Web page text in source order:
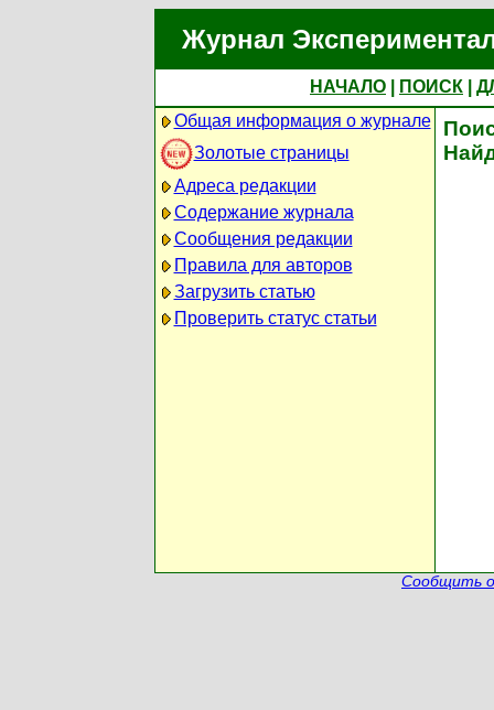
Журнал
НАЧАЛО ПОИСК
Общая информация о журнале
Золотые страницы
Адреса редакции
Содержание журнала
Сообщения редакции
Правила для авторов
Загрузить статью
Проверить статус статьи
Сообщить о